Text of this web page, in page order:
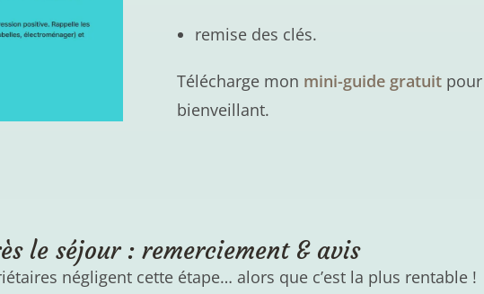
remise des clés.
Télécharge mon mini-guide gratuitpour
bienveillant.
le séjour : remerciement & avis
négligent cette étape… alors que c’est la plus rentable !